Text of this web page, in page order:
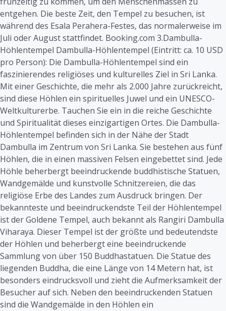
entgehen. Die beste Zeit, den Tempel zu besuchen, ist
während des Esala Perahera-Festes, das normalerweise im
Juli oder August stattfindet. Booking.com 3.Dambulla-
Höhlentempel Dambulla-Höhlentempel (Eintritt: ca. 10 USD
pro Person): Die Dambulla-Höhlentempel sind ein
faszinierendes religiöses und kulturelles Ziel in Sri Lanka.
Mit einer Geschichte, die mehr als 2.000 Jahre zurückreicht,
sind diese Höhlen ein spirituelles Juwel und ein UNESCO-
Weltkulturerbe. Tauchen Sie ein in die reiche Geschichte
und Spiritualität dieses einzigartigen Ortes. Die Dambulla-
Höhlentempel befinden sich in der Nähe der Stadt
Dambulla im Zentrum von Sri Lanka. Sie bestehen aus fünf
Höhlen, die in einen massiven Felsen eingebettet sind. Jede
Höhle beherbergt beeindruckende buddhistische Statuen,
Wandgemälde und kunstvolle Schnitzereien, die das
religiöse Erbe des Landes zum Ausdruck bringen. Der
bekannteste und beeindruckendste Teil der Höhlentempel
ist der Goldene Tempel, auch bekannt als Rangiri Dambulla
Viharaya. Dieser Tempel ist der größte und bedeutendste
der Höhlen und beherbergt eine beeindruckende
Sammlung von über 150 Buddhastatuen. Die Statue des
liegenden Buddha, die eine Länge von 14 Metern hat, ist
besonders eindrucksvoll und zieht die Aufmerksamkeit der
Besucher auf sich. Neben den beeindruckenden Statuen
sind die Wandgemälde in den Höhlen ein